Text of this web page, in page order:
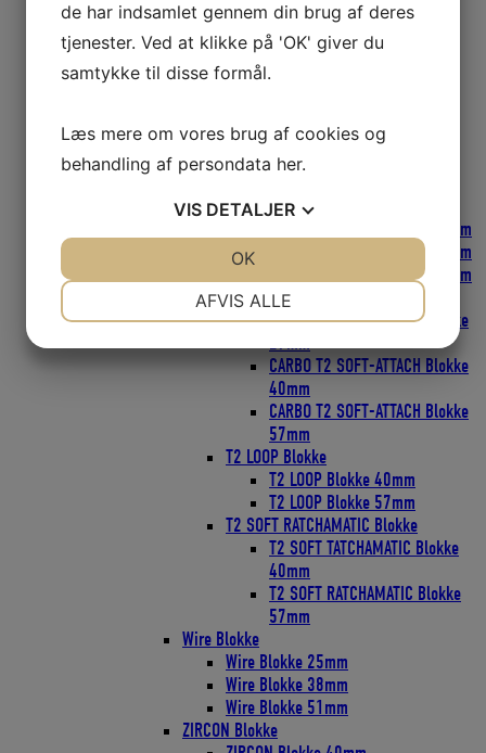
Harken Svingarme
Micro Blokke
Micro blokke 16mm
POWER3 Ratchets Skraldeblokke
PROTEXIT Faldudtag
FLY Blokke SOFT-ATTACH
FLY Blokke SOFT-ATTACH 18mm
FLY Blokke SOFT-ATTACH 29mm
FLY Blokke SOFT-ATTACH 40mm
CARBO T2 SOFT-ATTACH Blokke
CARBO T2 SOFT-ATTACH Blokke
29mm
CARBO T2 SOFT-ATTACH Blokke
40mm
CARBO T2 SOFT-ATTACH Blokke
57mm
T2 LOOP Blokke
T2 LOOP Blokke 40mm
T2 LOOP Blokke 57mm
T2 SOFT RATCHAMATIC Blokke
T2 SOFT TATCHAMATIC Blokke
40mm
T2 SOFT RATCHAMATIC Blokke
57mm
Wire Blokke
Wire Blokke 25mm
Wire Blokke 38mm
Wire Blokke 51mm
ZIRCON Blokke
de har indsamlet gennem din brug af deres
tjenester. Ved at klikke på 'OK' giver du
samtykke til disse formål.
Læs mere om vores brug af cookies og
behandling af persondata her.
VIS DETALJER
STATISTIK
AFVIS ALLE
OK